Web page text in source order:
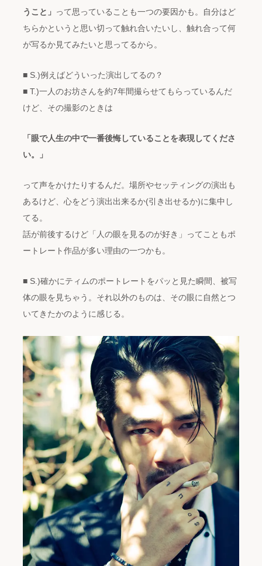
うこと」 って思っていることも一つの要因かも。自分はど
ちらかというと思い切って触れ合いたいし、触れ合って何
が写るか見てみたいと思ってるから。
■ S.)例えばどういった演出してるの？
■ T.)一人のお坊さんを約7年間撮らせてもらっているんだ
けど、その撮影のときは
「眼で人生の中で一番後悔していることを表現してくださ
い。」
って声をかけたりするんだ。場所やセッティングの演出も
あるけど、心をどう演出出来るか(引き出せるか)に集中し
てる。
話が前後するけど「人の眼を見るのが好き」ってこともポ
ートレート作品が多い理由の一つかも。
■ S.)確かにティムのポートレートをパッと見た瞬間、被写
体の眼を見ちゃう。それ以外のものは、その眼に自然とつ
いてきたかのように感じる。